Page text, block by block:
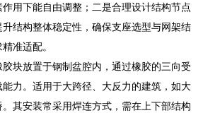
用下能自由调整；二是合理设计结构节点
结构整体稳定性，确保支座选型与网架结
准适配。
块放置于钢制盆腔内，通过橡胶的三向受
力。适用于大跨径、大反力的建筑，如大
其安装常采用焊连方式，需在上下部结构